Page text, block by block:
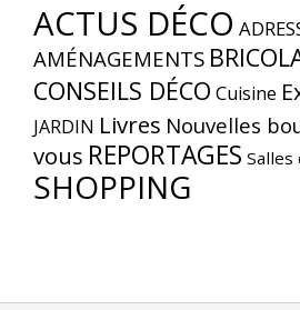
ACTUS DÉCO
AMÉNAGEMENTS
CONSEILS DÉCO Cuisine
JARDIN Livres Nouvelles
vous REPORTAGES Salles
SHOPPING